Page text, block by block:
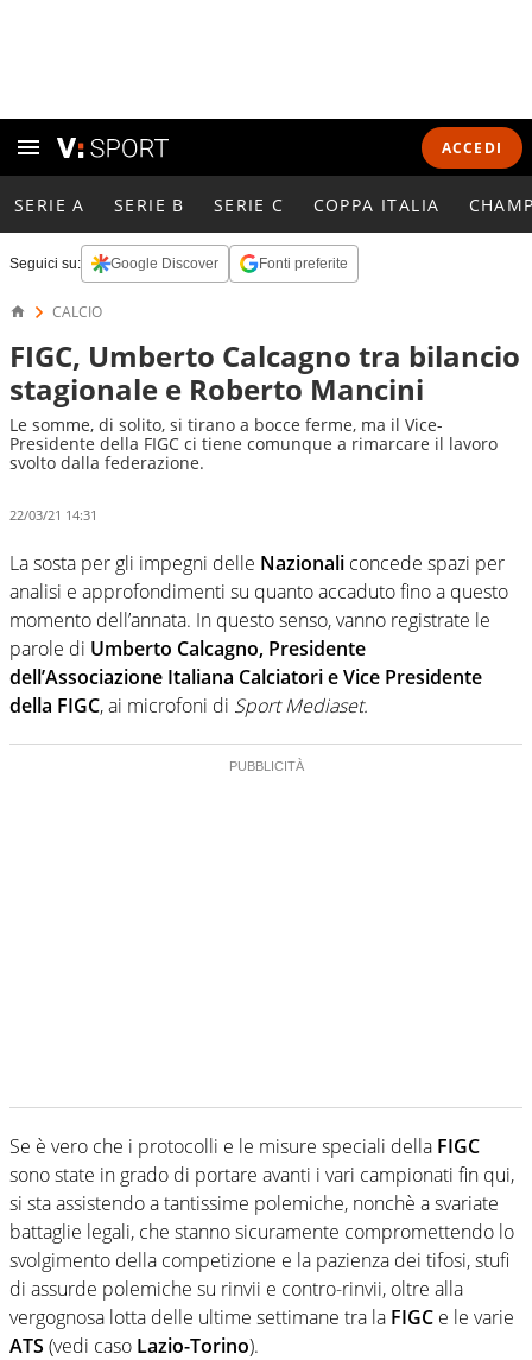
ACCEDI
SERIE A SERIE B SERIE C COPPA ITALIA
Seguici su: Google Discover Fonti preferite
CALCIO
FIGC, Umberto Calcagno tra bilancio
stagionale e Roberto Mancini
Le somme, di solito, si tirano a bocce ferme, ma il Vice-
Presidente della FIGC ci tiene comunque a rimarcare il lavoro
svolto dalla federazione.
22/03/21 14:31
La sosta per gli impegni delle Nazionali concede spazi per
analisi e approfondimenti su quanto accaduto fino a questo
momento dell’annata. In questo senso, vanno registrate le
parole di Umberto Calcagno, Presidente
dell’Associazione Italiana Calciatori e Vice Presidente
della FIGC, ai microfoni di Sport Mediaset.
Se è vero che i protocolli e le misure speciali della FIGC
sono state in grado di portare avanti i vari campionati fin qui,
si sta assistendo a tantissime polemiche, nonchè a svariate
battaglie legali, che stanno sicuramente compromettendo lo
svolgimento della competizione e la pazienza dei tifosi, stufi
di assurde polemiche su rinvii e contro-rinvii, oltre alla
vergognosa lotta delle ultime settimane tra la FIGC e le varie
ATS (vedi caso Lazio-Torino).